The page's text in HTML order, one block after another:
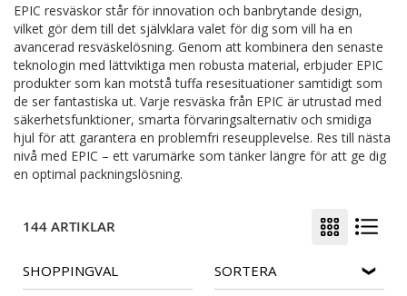
EPIC resväskor står för innovation och banbrytande design,
vilket gör dem till det självklara valet för dig som vill ha en
avancerad resväskelösning. Genom att kombinera den senaste
teknologin med lättviktiga men robusta material, erbjuder EPIC
produkter som kan motstå tuffa resesituationer samtidigt som
de ser fantastiska ut. Varje resväska från EPIC är utrustad med
säkerhetsfunktioner, smarta förvaringsalternativ och smidiga
hjul för att garantera en problemfri reseupplevelse. Res till nästa
nivå med EPIC – ett varumärke som tänker längre för att ge dig
en optimal packningslösning.
144 ARTIKLAR
SHOPPINGVAL SORTERA